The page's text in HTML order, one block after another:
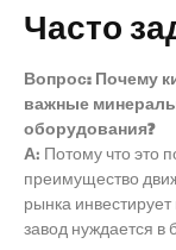
Часто
Вопрос: Почему
важные
оборудования?
А: Потому что это
преимущество
рынка
завод нуждается в